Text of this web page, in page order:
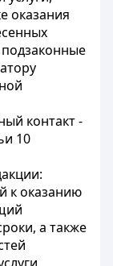
оказания
контакт -
10
к оказанию
а также